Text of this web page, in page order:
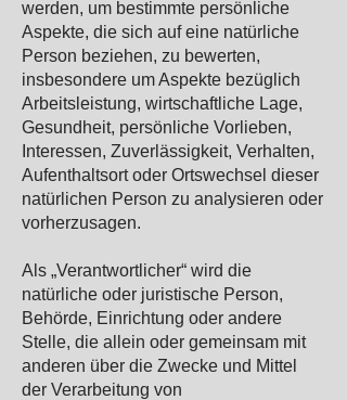
werden, um bestimmte persönliche
Aspekte, die sich auf eine natürliche
Person beziehen, zu bewerten,
insbesondere um Aspekte bezüglich
Arbeitsleistung, wirtschaftliche Lage,
Gesundheit, persönliche Vorlieben,
Interessen, Zuverlässigkeit, Verhalten,
Aufenthaltsort oder Ortswechsel dieser
natürlichen Person zu analysieren oder
vorherzusagen.
Als „Verantwortlicher“ wird die
natürliche oder juristische Person,
Behörde, Einrichtung oder andere
Stelle, die allein oder gemeinsam mit
anderen über die Zwecke und Mittel
der Verarbeitung von